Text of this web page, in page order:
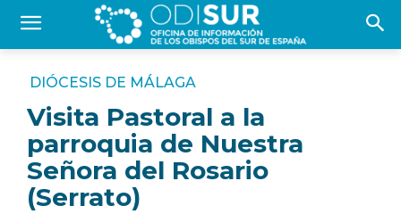
DIÓCESIS DE MÁLAGA
Visita Pastoral a la
parroquia de Nuestra
Señora del Rosario
(Serrato)